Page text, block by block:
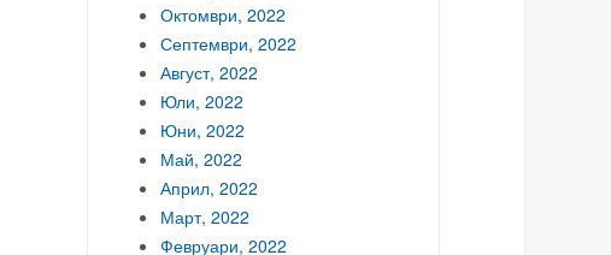
Октомври, 2022
Септември, 2022
Август, 2022
Юли, 2022
Юни, 2022
Май, 2022
Април, 2022
Март, 2022
Февруари, 2022